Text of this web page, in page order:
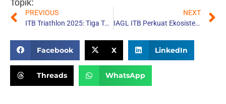
Topik:
PREVIOUS
ITB Triathlon 2025: Tiga Tantangan, Satu Tujuan untuk Dana Lestari dari Dosen ITB
NEXT
IAGL ITB Perkuat Ekosistem Geologi Nasional: Dari Laboratorium Kampus hingga Industri Logam Tanah Jarang
Share:
Facebook X LinkedIn
Threads WhatsApp